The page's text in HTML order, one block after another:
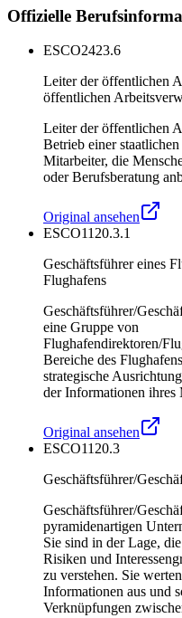
Offizielle
ESCO2423.6
Leiter der öffentlichen
öffentlichen
Leiter der öffentlichen
Betrieb einer
Mitarbeiter, die
oder Berufsberatung
Original ansehen
ESCO1120.3.1
Geschäftsführer eines
Flughafens
Geschäftsführer/
eine Gruppe von
Flughafendirektoren/
Bereiche des
strategische
der Informationen ihres
Original ansehen
ESCO1120.3
Geschäftsführer/
Geschäftsführer/
pyramidenartigen
Sie sind in der Lage,
Risiken und
zu verstehen. Sie
Informationen aus und
Verknüpfungen